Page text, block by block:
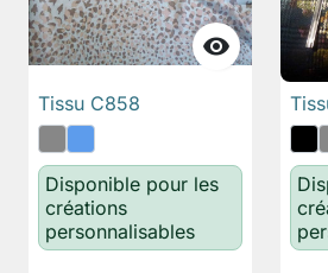

Tissu C858
Disponible pour les
créations
personnalisables